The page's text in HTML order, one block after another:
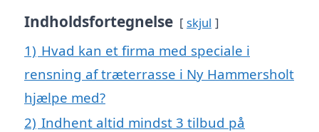
Indholdsfortegnelse skjul
1) Hvad kan et firma med speciale i
rensning af træterrasse i Ny Hammersholt
hjælpe med?
2) Indhent altid mindst 3 tilbud på